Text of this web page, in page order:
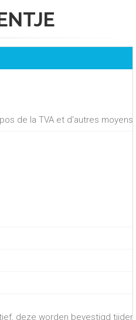
de la TVA et d'autres
deze worden bevestigd